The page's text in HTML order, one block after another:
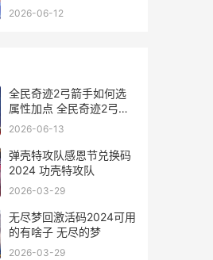
2026-06-12
全民奇迹2弓箭手如何选
属性加点 全民奇迹2弓箭
手转职哪个好
2026-06-13
弹壳特攻队感恩节兑换码
2024 功壳特攻队
2026-03-29
无尽梦回激活码2024可用
的有啥子 无尽的梦
2026-03-29